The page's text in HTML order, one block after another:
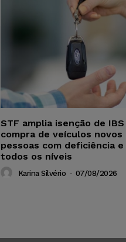
STF amplia isenção de
compra de veículos novos
pessoas com deficiência
todos os níveis
Karina Silvério - 07/08/2026